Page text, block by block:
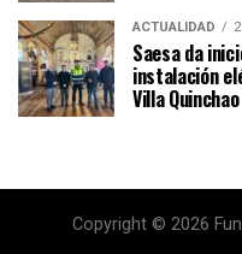
ACTUALIDAD
Saesa da
instalación
Villa Quinchao
Copyright © 2026